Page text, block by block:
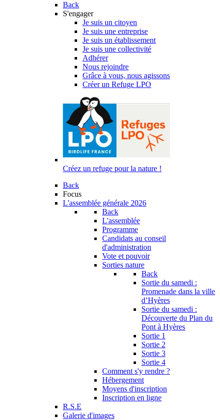
Back
S'engager
Je suis un citoyen
Je suis une entreprise
Je suis un établissement
Je suis une collectivité
Adhérer
Nous rejoindre
Grâce à vous, nous agissons
Créer un Refuge LPO
Créez un refuge pour la nature !
Back
Focus
L'assemblée générale 2026
Back
L'assemblée
Programme
Candidats au conseil
d'administration
Vote et pouvoir
Sorties nature
Back
Sortie du samedi :
Promenade dans la ville
d’Hyères
Sortie du samedi :
Découverte du Plan du
Pont à Hyères
Sortie 1
Sortie 2
Sortie 3
Sortie 4
Comment s'y rendre ?
Hébergement
Moyens d'inscription
Inscription en ligne
R.S.E
Galerie d'images